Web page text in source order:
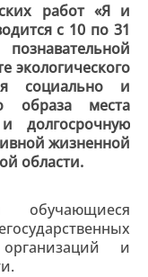
работ «Я и
с 10 по 31
экологического
социально и
образа места
долгосрочную
жизненной
области.
и